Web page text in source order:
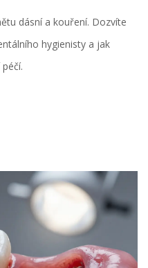
dásní a kouření. Dozvíte
hygienisty a jak